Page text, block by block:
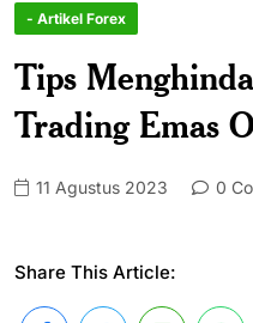
- Artikel Forex
Tips
Trading Emas
11 Agustus 2023 0
Share This Article: